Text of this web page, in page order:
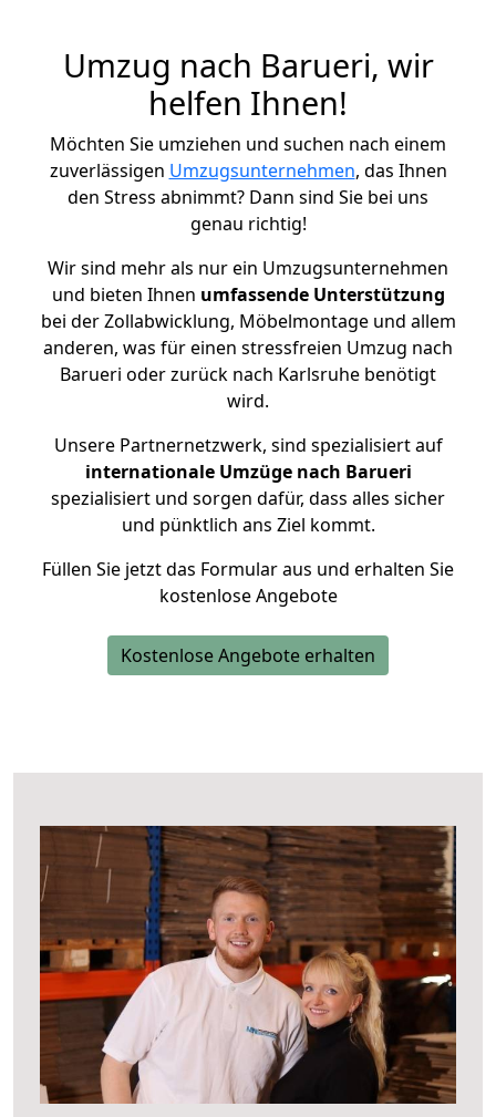
Umzug nach Barueri, wir
helfen Ihnen!
Möchten Sie umziehen und suchen nach einem
zuverlässigen Umzugsunternehmen, das Ihnen
den Stress abnimmt? Dann sind Sie bei uns
genau richtig!
Wir sind mehr als nur ein Umzugsunternehmen
und bieten Ihnen umfassende Unterstützung
bei der Zollabwicklung, Möbelmontage und allem
anderen, was für einen stressfreien Umzug nach
Barueri oder zurück nach Karlsruhe benötigt
wird.
Unsere Partnernetzwerk, sind spezialisiert auf
internationale Umzüge nach Barueri
spezialisiert und sorgen dafür, dass alles sicher
und pünktlich ans Ziel kommt.
Füllen Sie jetzt das Formular aus und erhalten Sie
kostenlose Angebote
Kostenlose Angebote erhalten